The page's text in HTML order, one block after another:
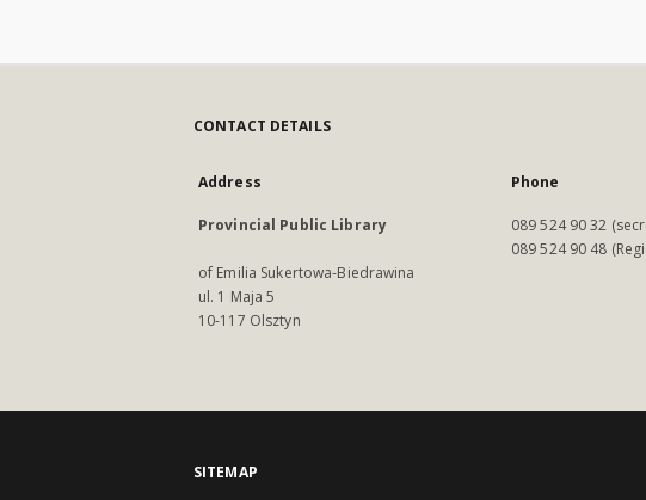
CONTACT DETAILS
Address
Provincial Public Library
of Emilia Sukertowa-Biedrawina
ul. 1 Maja 5
10-117 Olsztyn
Phone
089 524 90 32
089 524 90 48
SITEMAP